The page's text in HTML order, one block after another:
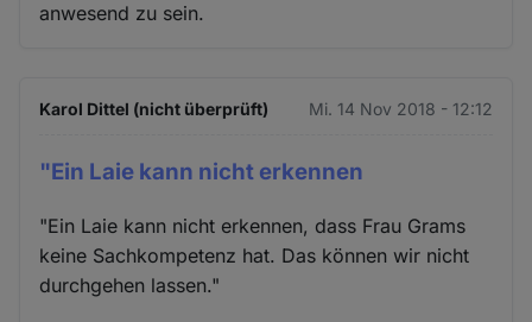
anwesend zu sein.
Karol Dittel (nicht überprüft) Mi. 14 Nov 2018 - 12:12
"Ein Laie kann nicht erkennen
"Ein Laie kann nicht erkennen, dass Frau Grams
keine Sachkompetenz hat. Das können wir nicht
durchgehen lassen."